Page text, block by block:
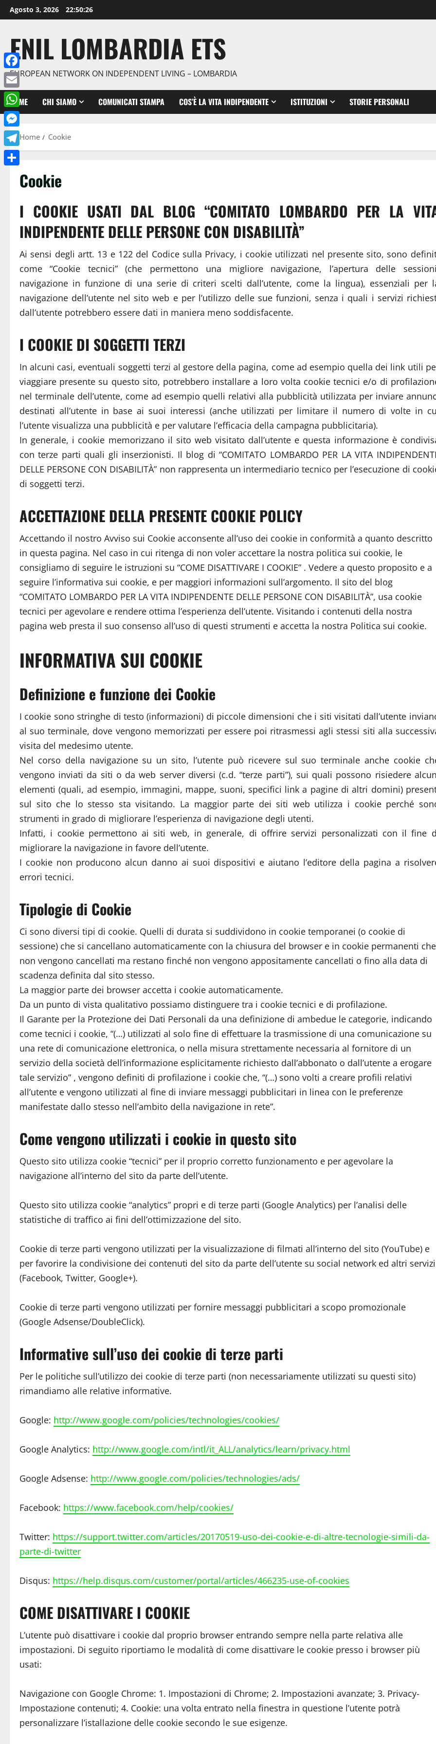
Agosto 3, 2026 22:50:27
ENIL LOMBARDIA ETS
EUROPEAN NETWORK ON INDEPENDENT LIVING – LOMBARDIA
HOME CHI SIAMO COMUNICATI STAMPA COS’È LA VITA INDIPENDENTE ISTITUZIONI STORIE PERSONALI
Home Cookie
Cookie
I COOKIE USATI DAL BLOG “COMITATO LOMBARDO PER LA
INDIPENDENTE DELLE PERSONE CON DISABILITÀ”
Ai sensi degli artt. 13 e 122 del Codice sulla Privacy, i cookie utilizzati nel presente sito, sono
come “Cookie tecnici” (che permettono una migliore navigazione, l’apertura delle
navigazione in funzione di una serie di criteri scelti dall’utente, come la lingua), essenziali per
navigazione dell’utente nel sito web e per l’utilizzo delle sue funzioni, senza i quali i servizi
dall’utente potrebbero essere dati in maniera meno soddisfacente.
I COOKIE DI SOGGETTI TERZI
In alcuni casi, eventuali soggetti terzi al gestore della pagina, come ad esempio quella dei link utili
viaggiare presente su questo sito, potrebbero installare a loro volta cookie tecnici e/o di
nel terminale dell’utente, come ad esempio quelli relativi alla pubblicità utilizzata per inviare
destinati all’utente in base ai suoi interessi (anche utilizzati per limitare il numero di volte in
l’utente visualizza una pubblicità e per valutare l’efficacia della campagna pubblicitaria).
In generale, i cookie memorizzano il sito web visitato dall’utente e questa informazione è
con terze parti quali gli inserzionisti. Il blog di “COMITATO LOMBARDO PER LA VITA
DELLE PERSONE CON DISABILITÀ” non rappresenta un intermediario tecnico per l’esecuzione di
di soggetti terzi.
ACCETTAZIONE DELLA PRESENTE COOKIE POLICY
Accettando il nostro Avviso sui Cookie acconsente all’uso dei cookie in conformità a quanto descritto
in questa pagina. Nel caso in cui ritenga di non voler accettare la nostra politica sui cookie, le
consigliamo di seguire le istruzioni su “COME DISATTIVARE I COOKIE” . Vedere a questo proposito e a
seguire l’informativa sui cookie, e per maggiori informazioni sull’argomento. Il sito del blog
“COMITATO LOMBARDO PER LA VITA INDIPENDENTE DELLE PERSONE CON DISABILITÀ”, usa cookie
tecnici per agevolare e rendere ottima l’esperienza dell’utente. Visitando i contenuti della nostra
pagina web presta il suo consenso all’uso di questi strumenti e accetta la nostra Politica sui cookie.
INFORMATIVA SUI COOKIE
Definizione e funzione dei Cookie
I cookie sono stringhe di testo (informazioni) di piccole dimensioni che i siti visitati dall’utente
al suo terminale, dove vengono memorizzati per essere poi ritrasmessi agli stessi siti alla
visita del medesimo utente.
Nel corso della navigazione su un sito, l’utente può ricevere sul suo terminale anche cookie
vengono inviati da siti o da web server diversi (c.d. “terze parti”), sui quali possono risiedere
elementi (quali, ad esempio, immagini, mappe, suoni, specifici link a pagine di altri domini)
sul sito che lo stesso sta visitando. La maggior parte dei siti web utilizza i cookie perché
strumenti in grado di migliorare l’esperienza di navigazione degli utenti.
Infatti, i cookie permettono ai siti web, in generale, di offrire servizi personalizzati con il fine
migliorare la navigazione in favore dell’utente.
I cookie non producono alcun danno ai suoi dispositivi e aiutano l’editore della pagina a
errori tecnici.
Tipologie di Cookie
Ci sono diversi tipi di cookie. Quelli di durata si suddividono in cookie temporanei (o cookie di
sessione) che si cancellano automaticamente con la chiusura del browser e in cookie permanenti che
non vengono cancellati ma restano finché non vengono appositamente cancellati o fino alla data di
scadenza definita dal sito stesso.
La maggior parte dei browser accetta i cookie automaticamente.
Da un punto di vista qualitativo possiamo distinguere tra i cookie tecnici e di profilazione.
Il Garante per la Protezione dei Dati Personali da una definizione di ambedue le categorie, indicando
come tecnici i cookie, “(…) utilizzati al solo fine di effettuare la trasmissione di una comunicazione su
una rete di comunicazione elettronica, o nella misura strettamente necessaria al fornitore di un
servizio della società dell’informazione esplicitamente richiesto dall’abbonato o dall’utente a erogare
tale servizio” , vengono definiti di profilazione i cookie che, “(…) sono volti a creare profili relativi
all’utente e vengono utilizzati al fine di inviare messaggi pubblicitari in linea con le preferenze
manifestate dallo stesso nell’ambito della navigazione in rete”.
Come vengono utilizzati i cookie in questo sito
Questo sito utilizza cookie “tecnici” per il proprio corretto funzionamento e per agevolare la
navigazione all’interno del sito da parte dell’utente.
Questo sito utilizza cookie “analytics” propri e di terze parti (Google Analytics) per l’analisi delle
statistiche di traffico ai fini dell’ottimizzazione del sito.
Cookie di terze parti vengono utilizzati per la visualizzazione di filmati all’interno del sito (YouTube) e
per favorire la condivisione dei contenuti del sito da parte dell’utente su social network ed altri servizi
(Facebook, Twitter, Google+).
Cookie di terze parti vengono utilizzati per fornire messaggi pubblicitari a scopo promozionale
(Google Adsense/DoubleClick).
Informative sull’uso dei cookie di terze parti
Per le politiche sull’utilizzo dei cookie di terze parti (non necessariamente utilizzati su questi sito)
rimandiamo alle relative informative.
Google: http://www.google.com/policies/technologies/cookies/
Google Analytics: http://www.google.com/intl/it_ALL/analytics/learn/privacy.html
Google Adsense: http://www.google.com/policies/technologies/ads/
Facebook: https://www.facebook.com/help/cookies/
Twitter: https://support.twitter.com/articles/20170519-uso-dei-cookie-e-di-altre-tecnologie-simili-da-
parte-di-twitter
Disqus: https://help.disqus.com/customer/portal/articles/466235-use-of-cookies
COME DISATTIVARE I COOKIE
L’utente può disattivare i cookie dal proprio browser entrando sempre nella parte relativa alle
impostazioni. Di seguito riportiamo le modalità di come disattivare le cookie presso i browser più
usati:
Navigazione con Google Chrome: 1. Impostazioni di Chrome; 2. Impostazioni avanzate; 3. Privacy-
Impostazione contenuti; 4. Cookie: una volta entrato nella finestra in questione l’utente potrà
personalizzare l’istallazione delle cookie secondo le sue esigenze.
Facebook
Email
WhatsApp
Messenger
Telegram
Condividi